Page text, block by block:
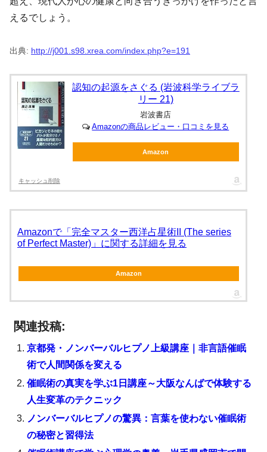
えるでしょう。
出典: http://j001.s98.xrea.com/index.php?e=191
認知の起源をさぐる (岩波科学ライブラ
リー 21)
岩波書店
Amazonの商品レビュー・口コミを見る
Amazon
キャッシュ削除
Amazonで「完全マスター西洋占星術II (The series
of Perfect Master)」に関する詳細を見る
Amazon
関連投稿:
京都発・ノンバーバルヒプノ上級講座｜非言語催眠
術で人間関係を変える
催眠術の真実を学ぶ1日講座～大阪なんばで体験する
人生変革のテクニック
ノンバーバルヒプノの驚異：言葉を使わない催眠術
の秘密と習得法